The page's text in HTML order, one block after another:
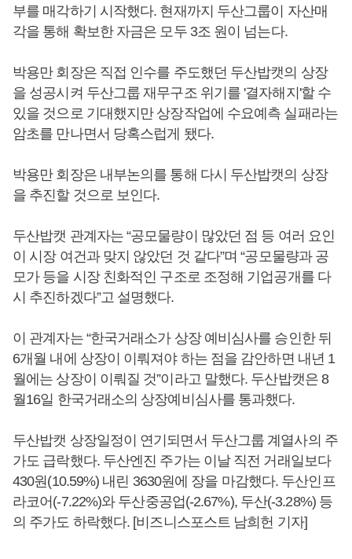
부를 매각하기 시작했다. 현재까지 두산그룹이 자산매
각을 통해 확보한 자금은 모두 3조 원이 넘는다.
박용만 회장은 직접 인수를 주도했던 두산밥캣의 상장
을 성공시켜 두산그룹 재무구조 위기를 '결자해지'할 수
있을 것으로 기대했지만 상장작업에 수요예측 실패라는
암초를 만나면서 당혹스럽게 됐다.
박용만 회장은 내부논의를 통해 다시 두산밥캣의 상장
을 추진할 것으로 보인다.
두산밥캣 관계자는 “공모물량이 많았던 점 등 여러 요인
이 시장 여건과 맞지 않았던 것 같다”며 “공모물량과 공
모가 등을 시장 친화적인 구조로 조정해 기업공개를 다
시 추진하겠다”고 설명했다.
이 관계자는 “한국거래소가 상장 예비심사를 승인한 뒤
6개월 내에 상장이 이뤄져야 하는 점을 감안하면 내년 1
월에는 상장이 이뤄질 것”이라고 말했다. 두산밥캣은 8
월16일 한국거래소의 상장예비심사를 통과했다.
두산밥캣 상장일정이 연기되면서 두산그룹 계열사의 주
가도 급락했다. 두산엔진 주가는 이날 직전 거래일보다
430원(10.59%) 내린 3630원에 장을 마감했다. 두산인프
라코어(-7.22%)와 두산중공업(-2.67%), 두산(-3.28%) 등
의 주가도 하락했다. [비즈니스포스트 남희헌 기자]